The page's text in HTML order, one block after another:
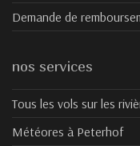
Demande de
nos services
Tous les vols sur les
Météores à Peterhof